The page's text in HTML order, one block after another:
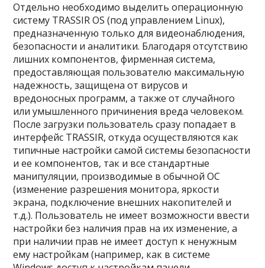
Отдельно необходимо выделить операционную
систему TRASSIR OS (под управлением Linux),
предназначенную только для видеонаблюдения,
безопасности и аналитики. Благодаря отсутствию
лишних компонентов, фирменная система,
предоставляющая пользователю максимальную
надежность, защищена от вирусов и
вредоносных программ, а также от случайного
или умышленного причинения вреда человеком.
После загрузки пользователь сразу попадает в
интерфейс TRASSIR, откуда осуществляются как
типичные настройки самой системы безопасности
и ее компонентов, так и все стандартные
манипуляции, производимые в обычной ОС
(изменение разрешения монитора, яркости
экрана, подключение внешних накопителей и
т.д.). Пользователь не имеет возможности ввести
настройки без наличия прав на их изменение, а
при наличии прав не имеет доступ к ненужным
ему настройкам (например, как в системе